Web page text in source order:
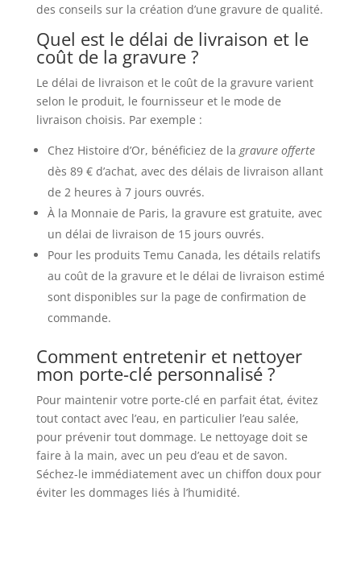
des conseils sur la création d’une gravure de qualité.
Quel est le délai de livraison et le
coût de la gravure ?
Le délai de livraison et le coût de la gravure varient
selon le produit, le fournisseur et le mode de
livraison choisis. Par exemple :
Chez Histoire d’Or, bénéficiez de la gravure offerte
dès 89 € d’achat, avec des délais de livraison allant
de 2 heures à 7 jours ouvrés.
À la Monnaie de Paris, la gravure est gratuite, avec
un délai de livraison de 15 jours ouvrés.
Pour les produits Temu Canada, les détails relatifs
au coût de la gravure et le délai de livraison estimé
sont disponibles sur la page de confirmation de
commande.
Comment entretenir et nettoyer
mon porte-clé personnalisé ?
Pour maintenir votre porte-clé en parfait état, évitez
tout contact avec l’eau, en particulier l’eau salée,
pour prévenir tout dommage. Le nettoyage doit se
faire à la main, avec un peu d’eau et de savon.
Séchez-le immédiatement avec un chiffon doux pour
éviter les dommages liés à l’humidité.